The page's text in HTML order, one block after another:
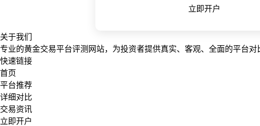
立即开户
关于我们
专业的黄金交易平台评测网站，为投资者提供真实、客观、全面的平台对
快速链接
首页
平台推荐
详细对比
交易资讯
立即开户